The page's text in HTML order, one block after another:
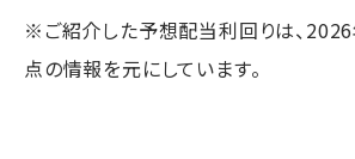
※ご紹介した予想配当利回りは、
点の情報を元にしています。